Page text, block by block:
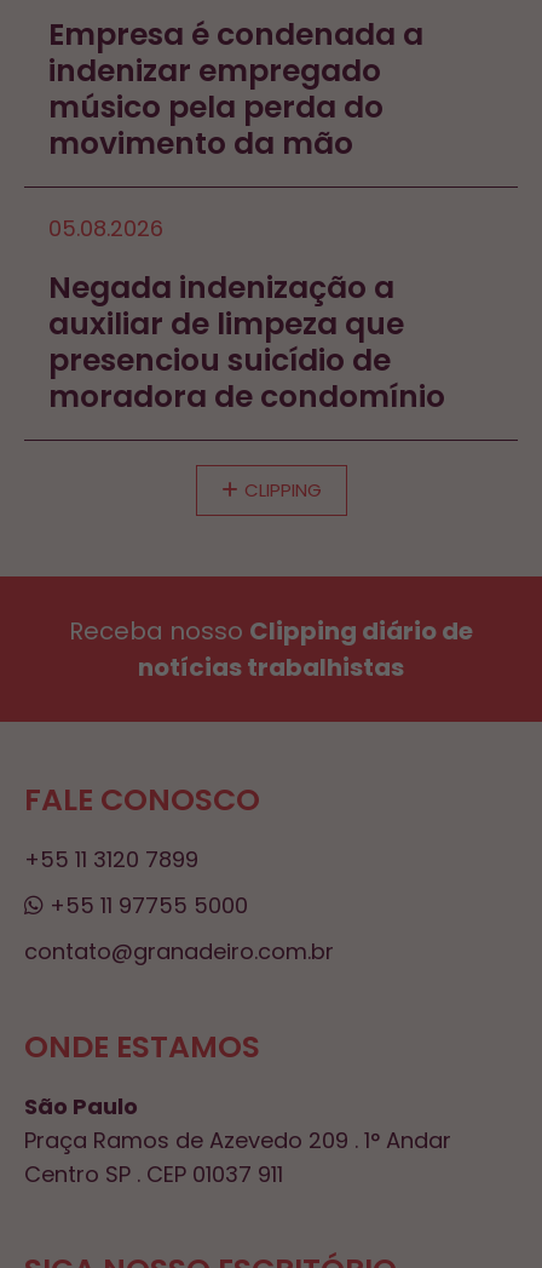
Empresa é condenada a
indenizar empregado
músico pela perda do
movimento da mão
05.08.2026
Negada indenização a
auxiliar de limpeza que
presenciou suicídio de
moradora de condomínio
CLIPPING
Receba nosso Clipping diário de
notícias trabalhistas
FALE CONOSCO
+55 11 3120 7899
+55 11 97755 5000
contato@granadeiro.com.br
ONDE ESTAMOS
São Paulo
Praça Ramos de Azevedo 209 . 1° Andar
Centro SP . CEP 01037 911